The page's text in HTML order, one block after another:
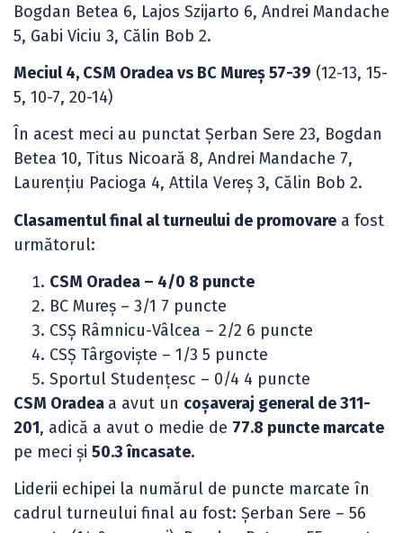
Bogdan Betea 6, Lajos Szijarto 6, Andrei Mandache
5, Gabi Viciu 3, Călin Bob 2.
Meciul 4, CSM Oradea vs BC Mureș 57-39 (12-13, 15-
5, 10-7, 20-14)
În acest meci au punctat Șerban Sere 23, Bogdan
Betea 10, Titus Nicoară 8, Andrei Mandache 7,
Laurențiu Pacioga 4, Attila Vereş 3, Călin Bob 2.
Clasamentul final al turneului de promovare a fost
următorul:
CSM Oradea – 4/0 8 puncte
BC Mureș – 3/1 7 puncte
CSȘ Râmnicu-Vâlcea – 2/2 6 puncte
CSȘ Târgoviște – 1/3 5 puncte
Sportul Studențesc – 0/4 4 puncte
CSM Oradea a avut un coșaveraj general de 311-
201, adică a avut o medie de 77.8 puncte marcate
pe meci și 50.3 încasate.
Liderii echipei la numărul de puncte marcate în
cadrul turneului final au fost: Șerban Sere – 56